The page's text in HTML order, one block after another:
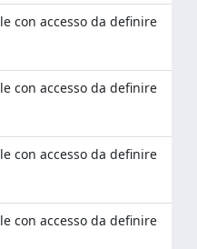
con accesso da definire
con accesso da definire
con accesso da definire
con accesso da definire